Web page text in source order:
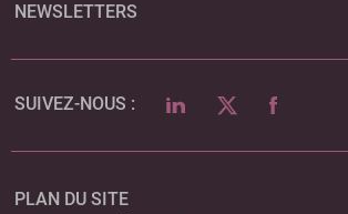
NEWSLETTERS
SUIVEZ-NOUS : LINKEDINTWITTERFACEBOOK
PLAN DU SITE